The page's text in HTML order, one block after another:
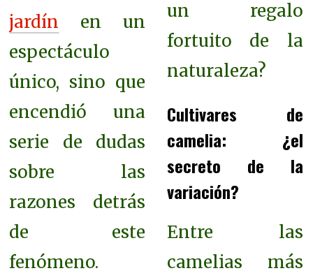
jardín en un
espectáculo
único, sino que
encendió una
serie de dudas
sobre las
razones detrás
de este
fenómeno.
un regalo
fortuito de la
naturaleza?
Cultivares de
camelia: ¿el
secreto de la
variación?
Entre las
camelias más